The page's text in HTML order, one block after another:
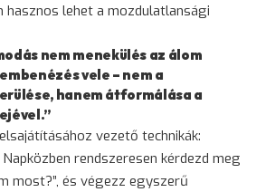
hasznos lehet a mozdulatlansági
nem menekülés az álom
vele – nem a
hanem átformálása a
vezető technikák:
Napközben rendszeresen kérdezd meg
most?”, és végezz egyszerű